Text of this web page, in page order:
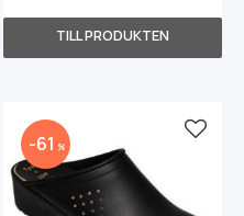
till i favoriter
61 % Lägg